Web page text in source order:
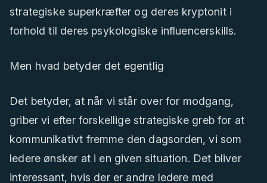
strategiske superkræfter og deres kryptonit i
forhold til deres psykologiske influencerskills.
Men hvad betyder det egentlig
Det betyder, at når vi står over for modgang,
griber vi efter forskellige strategiske greb for at
kommunikativt fremme den dagsorden, vi som
ledere ønsker at i en given situation. Det bliver
interessant, hvis der er andre ledere med